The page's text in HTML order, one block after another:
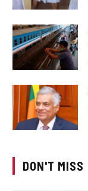
DON'T MISS